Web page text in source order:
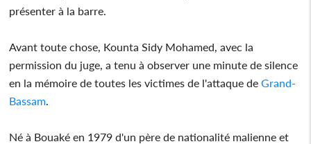
présenter à la barre.
Avant toute chose, Kounta Sidy Mohamed, avec la
permission du juge, a tenu à observer une minute de silence
en la mémoire de toutes les victimes de l'attaque deGrand-
Bassam
Né à Bouaké en 1979 d'un père de nationalité malienne et